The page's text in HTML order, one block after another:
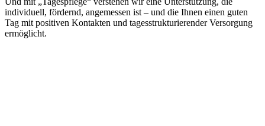
individuell, fördernd, angemessen ist – und die Ihnen einen guten
Tag mit positiven Kontakten und tagesstrukturierender Versorgung
ermöglicht.